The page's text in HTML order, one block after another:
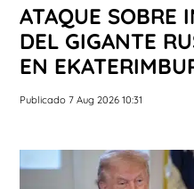
ATAQUE SOBRE
DEL GIGANTE
EN
Publicado 7 Aug 2026 10:31